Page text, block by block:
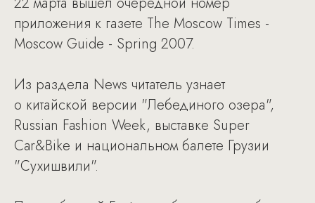
приложения к газете The Moscow Times -
Moscow Guide - Spring 2007.
Из раздела News читатель узнает
о китайской версии "Лебединого озера",
Russian Fashion Week, выставке Super
Car&Bike и национальном балете Грузии
"Сухишвили".